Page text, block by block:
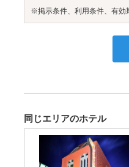
※掲示条件、利用条件、有効
同じエリアのホテル